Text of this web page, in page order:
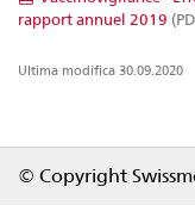
rapport annuel 2019
Ultima modifica 30.09.2020
© Copyright